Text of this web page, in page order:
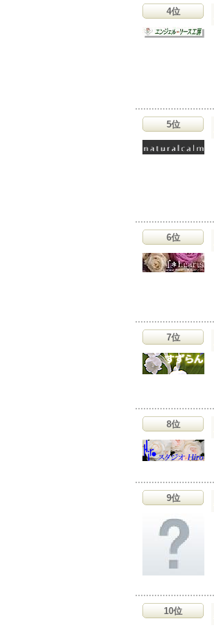
4位
5位
6位
7位
8位
9位
10位